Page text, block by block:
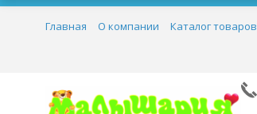
Главная О компании Каталог товаров